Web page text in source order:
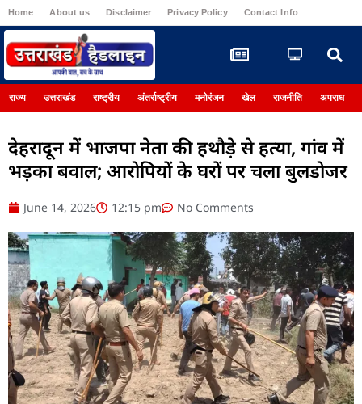
Home About us Disclaimer Privacy Policy Contact Info
राज्य उत्तराखंड राष्ट्रीय अंतर्राष्ट्रीय मनोरंजन खेल राजनीति अपराध
देहरादून में भाजपा नेता की हथौड़े से हत्या, गांव में
भड़का बवाल; आरोपियों के घरों पर चला बुलडोजर
June 14, 2026 12:15 pm No Comments